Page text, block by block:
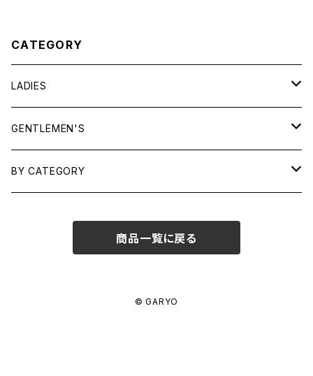
CATEGORY
LADIES
TOPS
SHIRTS
OUTERWEAR
GENTLEMEN'S
TOPS
BY CATEGORY
商品一覧に戻る
© GARYO